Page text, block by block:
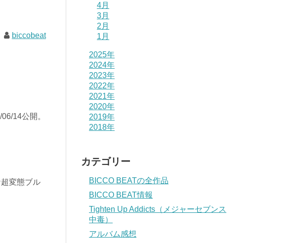
biccobeat
14公開。
変態ブル
4月
3月
2月
1月
2025年
2024年
2023年
2022年
2021年
2020年
2019年
2018年
カテゴリー
BICCO BEATの全作品
BICCO BEAT情報
Tighten Up Addicts（メジャーセブンス
中毒）
アルバム感想